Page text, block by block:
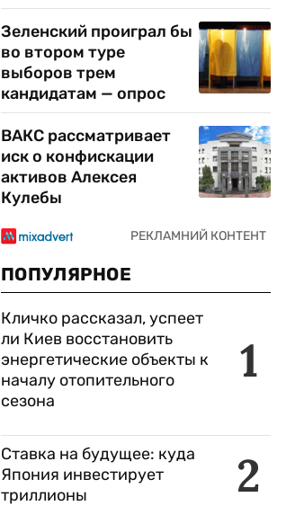
Зеленский проиграл бы
во втором туре
выборов трем
кандидатам — опрос
ВАКС рассматривает
иск о конфискации
активов Алексея
Кулебы
ПОПУЛЯРНОЕ
1
Кличко рассказал, успеет
ли Киев восстановить
энергетические объекты к
началу отопительного
сезона
2
Ставка на будущее: куда
Япония инвестирует
триллионы